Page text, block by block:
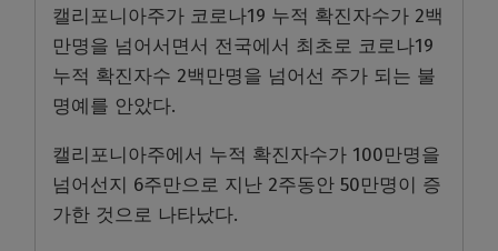
캘리포니아주가 코로나19 누적 확진자수가 2백
만명을 넘어서면서 전국에서 최초로 코로나19
누적 확진자수 2백만명을 넘어선 주가 되는 불
명예를 안았다.
캘리포니아주에서 누적 확진자수가 100만명을
넘어선지 6주만으로 지난 2주동안 50만명이 증
가한 것으로 나타났다.